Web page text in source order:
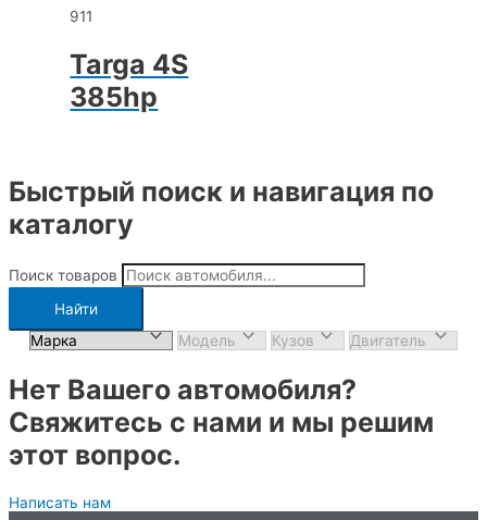
911
Targa 4S
385hp
Быстрый поиск и навигация по
каталогу
Поиск товаров
Найти
Нет Вашего автомобиля?
Свяжитесь с нами и мы решим
этот вопрос.
Написать нам